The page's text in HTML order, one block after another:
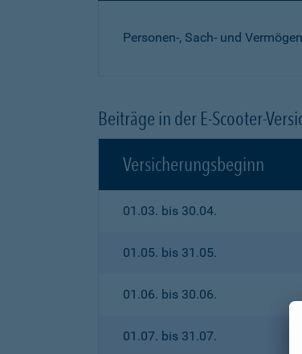
Personen-, Sach- und
Beiträge in der E-Scooter-
Versicherungsbeginn
01.03. bis 30.04.
01.05. bis 31.05.
01.06. bis 30.06.
01.07. bis 31.07.